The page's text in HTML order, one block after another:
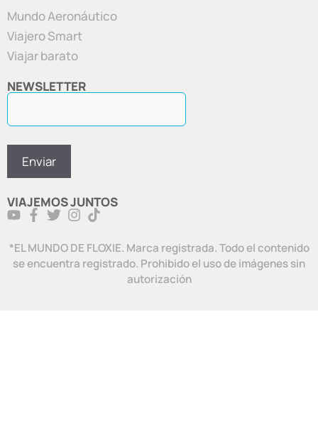
Mundo Aeronáutico
Viajero Smart
Viajar barato
NEWSLETTER
VIAJEMOS JUNTOS
*EL MUNDO DE FLOXIE. Marca registrada. Todo el contenido
se encuentra registrado. Prohibido el uso de imágenes sin
autorización